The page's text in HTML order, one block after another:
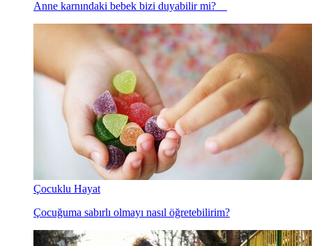
Anne karnındaki bebek bizi duyabilir mi?
Çocuklu Hayat
Çocuğuma sabırlı olmayı nasıl öğretebilirim?